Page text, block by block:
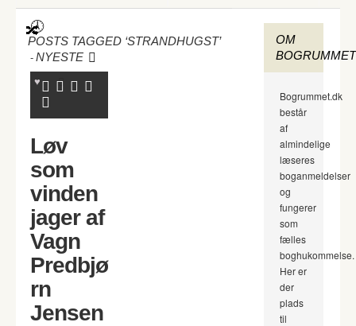
POSTS TAGGED ‘STRANDHUGST’
-NYESTE
Løv
som
vinden
jager af
Vagn
Predbjø
rn
Jensen
OM
BOGRUMMET
Bogrummet.dk
består
af
almindelige
læseres
boganmeldelser
og
fungerer
som
fælles
boghukommelse.
Her er
der
plads
til